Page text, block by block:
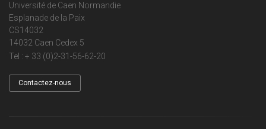
Université de Caen Normandie
Esplanade de la Paix
CS14032
14032 Caen Cedex 5
Tel : + 33 (0)2-31-56-62-20
Contactez-nous